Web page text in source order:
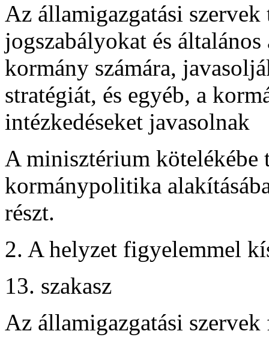
Az államigazgatási
jogszabályokat és
kormány számára,
stratégiát, és egyéb, a
intézkedéseket javasolnak
A minisztérium kötelékébe
kormánypolitika
részt.
2. A helyzet figyelemmel
13. szakasz
Az államigazgatási